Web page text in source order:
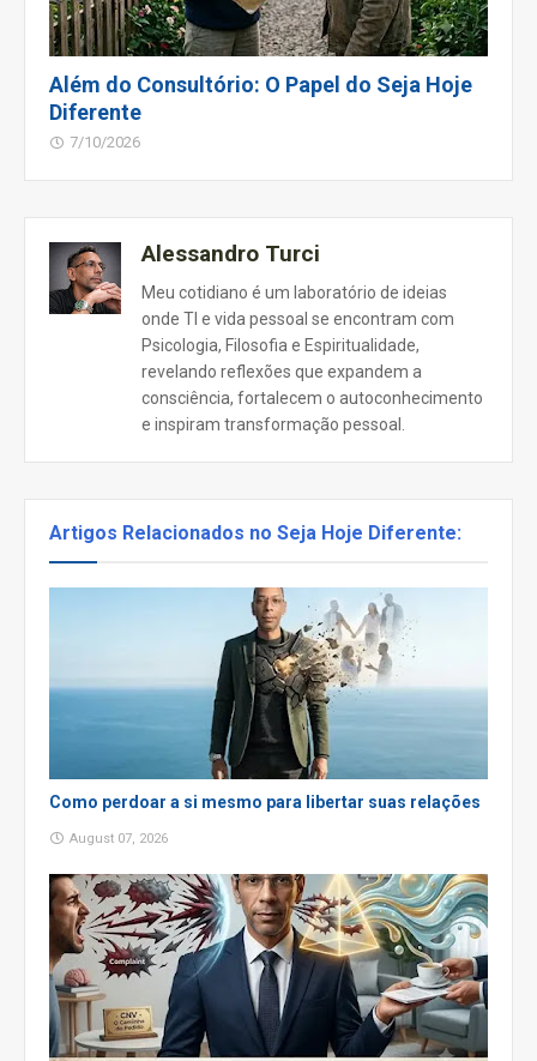
Além do Consultório: O Papel do Seja Hoje
Diferente
7/10/2026
Alessandro Turci
Meu cotidiano é um laboratório de ideias
onde TI e vida pessoal se encontram com
Psicologia, Filosofia e Espiritualidade,
revelando reflexões que expandem a
consciência, fortalecem o autoconhecimento
e inspiram transformação pessoal.
Artigos Relacionados no Seja Hoje Diferente:
Como perdoar a si mesmo para libertar suas relações
August 07, 2026